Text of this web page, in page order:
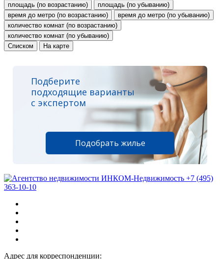
площадь (по возрастанию)
площадь (по убыванию)
время до метро (по возрастанию)
время до метро (по убыванию)
количество комнат (по возрастанию)
количество комнат (по убыванию)
Списком
На карте
Подберите
подходящие варианты
с экспертом
Подобрать жилье
+7 (495)
363-10-10
Адрес для корреспонденции: